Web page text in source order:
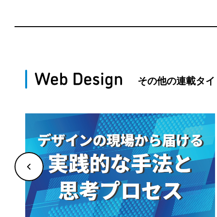
その他の連載タ